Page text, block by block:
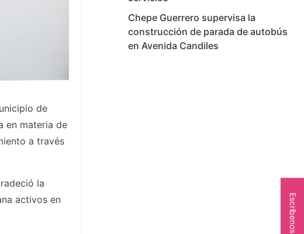
de
en materia de
a través
la
activos en
Chepe Guerrero supervisa la
construcción de parada de autobús
en Avenida Candiles
Escríbenos